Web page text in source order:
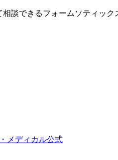
談できるフォームソティッ
メディカル公式